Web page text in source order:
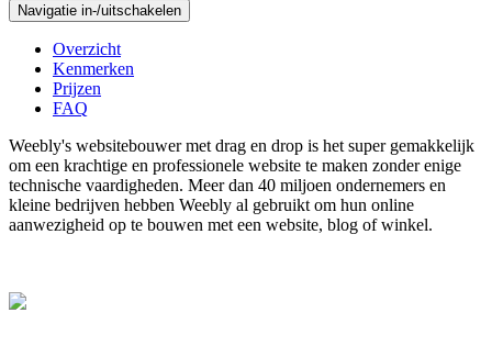
Navigatie in-/uitschakelen
Overzicht
Kenmerken
Prijzen
FAQ
Weebly's websitebouwer met drag en drop is het super gemakkelijk
om een krachtige en professionele website te maken zonder enige
technische vaardigheden. Meer dan 40 miljoen ondernemers en
kleine bedrijven hebben Weebly al gebruikt om hun online
aanwezigheid op te bouwen met een website, blog of winkel.